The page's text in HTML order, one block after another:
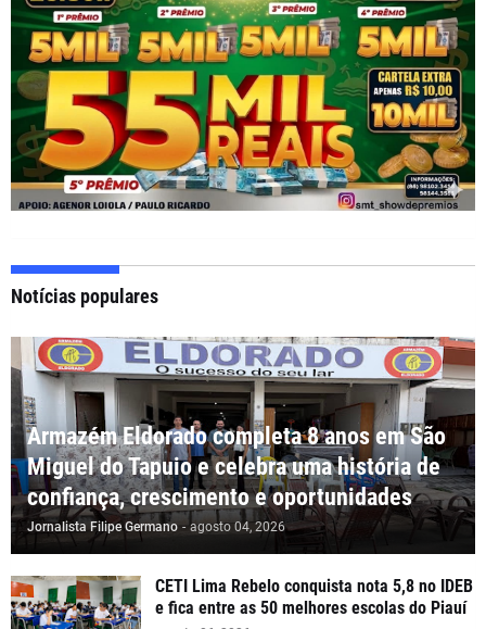
Notícias populares
Armazém Eldorado completa 8 anos em São
Miguel do Tapuio e celebra uma história de
confiança, crescimento e oportunidades
Jornalista Filipe Germano - agosto 04, 2026
CETI Lima Rebelo conquista nota 5,8 no IDEB
e fica entre as 50 melhores escolas do Piauí